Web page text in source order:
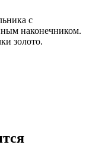
с
наконечником.
золото.